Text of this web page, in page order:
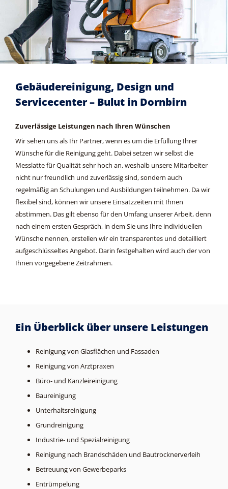
Gebäudereinigung, Design und
Servicecenter – Bulut in Dornbirn
Zuverlässige Leistungen nach Ihren Wünschen
Wir sehen uns als Ihr Partner, wenn es um die Erfüllung Ihrer
Wünsche für die Reinigung geht. Dabei setzen wir selbst die
Messlatte für Qualität sehr hoch an, weshalb unsere Mitarbeiter
nicht nur freundlich und zuverlässig sind, sondern auch
regelmäßig an Schulungen und Ausbildungen teilnehmen. Da wir
flexibel sind, können wir unsere Einsatzzeiten mit Ihnen
abstimmen. Das gilt ebenso für den Umfang unserer Arbeit, denn
nach einem ersten Gespräch, in dem Sie uns Ihre individuellen
Wünsche nennen, erstellen wir ein transparentes und detailliert
aufgeschlüsseltes Angebot. Darin festgehalten wird auch der von
Ihnen vorgegebene Zeitrahmen.
Ein Überblick über unsere Leistungen
Reinigung von Glasflächen und Fassaden
Reinigung von Arztpraxen
Büro- und Kanzleireinigung
Baureinigung
Unterhaltsreinigung
Grundreinigung
Industrie- und Spezialreinigung
Reinigung nach Brandschäden und Bautrocknerverleih
Betreuung von Gewerbeparks
Entrümpelung